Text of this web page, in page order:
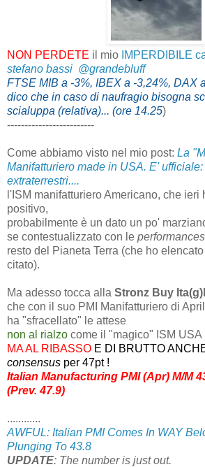
NON PERDETE il mio IMPERDIBILE
stefano bassi ‏ @grandebluff
FTSE MIB a -3%, IBEX a -3,24%, DAX
dico che in caso di naufragio bisogna
scialuppa (relativa)... (ore 14.25)
-------------------------
Come abbiamo visto nel mio post: La
Manifatturiero made in USA. E'
extraterrestri....
l'ISM manifatturiero Americano, che ieri
positivo,
probabilmente è un dato un po'
se contestualizzato con le performances
resto del Pianeta Terra (che ho
citato).
Ma adesso tocca alla Stronz Buy
che con il suo PMI Manifatturiero di
ha "sfracellato" le attese
non al rialzo come il "magico" ISM USA
MA AL RIBASSO E DI BRUTTO
consensus per 47pt !
Italian Manufacturing PMI (Apr) M/M
(Prev. 47.9)
............
AWFUL: Italian PMI Comes In WAY
Plunging To 43.8
UPDATE: The number is just out.